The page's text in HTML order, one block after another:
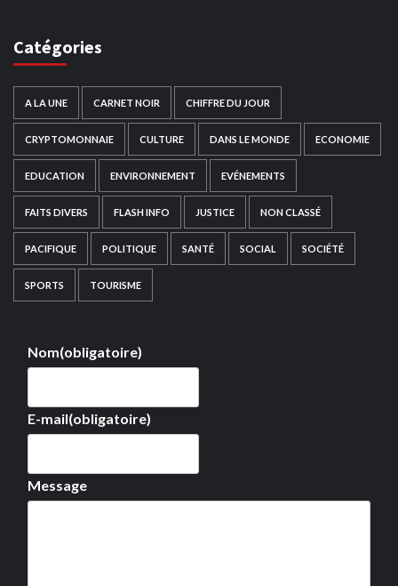
Catégories
A LA UNE CARNET NOIR CHIFFRE DU JOUR
CRYPTOMONNAIE CULTURE DANS LE MONDE ECONOMIE
EDUCATION ENVIRONNEMENT EVÉNEMENTS
FAITS DIVERS FLASH INFO JUSTICE NON CLASSÉ
PACIFIQUE POLITIQUE SANTÉ SOCIAL SOCIÉTÉ
SPORTS TOURISME
Nom(obligatoire)
E-mail(obligatoire)
Message